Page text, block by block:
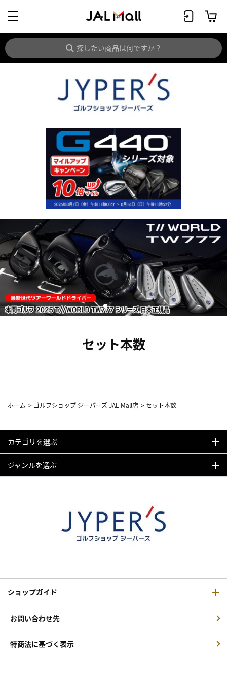
セット本数
ホーム > ゴルフショップ ジーパーズ JAL Mall店 >セット本数
カテゴリを選ぶ
ジャンルを選ぶ
ショップガイド
お問い合わせ先
特商法に基づく表示